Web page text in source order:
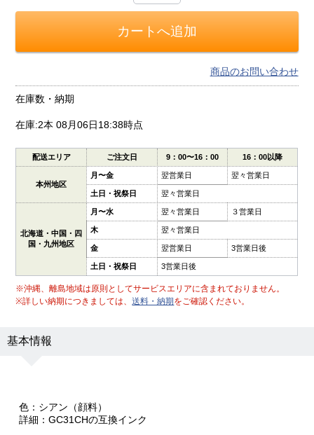
商品のお問い合わせ
在庫数・納期
在庫:2本 08月06日18:38時点
配送エリア ご注文日 9：00〜16：00 16：00以降
本州地区
月〜金 翌営業日 翌々営業日
土日・祝祭日 翌々営業日
北海道・中国・四
国・九州地区
月〜水 翌々営業日 ３営業日
木 翌々営業日
金 翌営業日 3営業日後
土日・祝祭日 3営業日後
※沖縄、離島地域は原則としてサービスエリアに含まれておりません。
※詳しい納期につきましては、送料・納期をご確認ください。
基本情報
色：シアン（顔料）
詳細：GC31CHの互換インク